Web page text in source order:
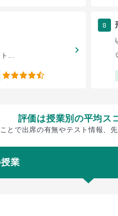
...
4.5
8
評価は授業別の平均ス
とで出席の有無やテスト情報、
業